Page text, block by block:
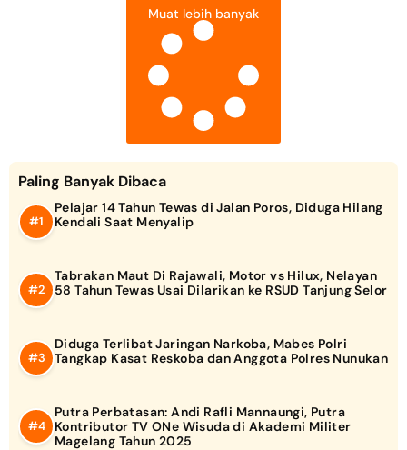
Muat lebih banyak
Paling Banyak Dibaca
Pelajar 14 Tahun Tewas di Jalan Poros, Diduga Hilang
Kendali Saat Menyalip
Tabrakan Maut Di Rajawali, Motor vs Hilux, Nelayan
58 Tahun Tewas Usai Dilarikan ke RSUD Tanjung Selor
Diduga Terlibat Jaringan Narkoba, Mabes Polri
Tangkap Kasat Reskoba dan Anggota Polres Nunukan
Putra Perbatasan: Andi Rafli Mannaungi, Putra
Kontributor TV ONe Wisuda di Akademi Militer
Magelang Tahun 2025